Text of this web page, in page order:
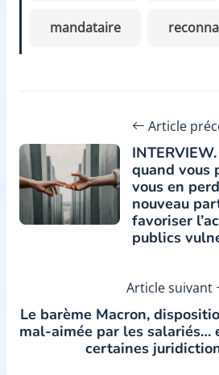
mandataire
Article
quand vous
vous en
nouveau
favoriser
publics
Article suivant
Le barème Macron,
mal-aimée par les salariés…
certaines